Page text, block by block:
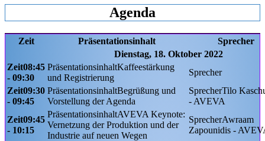
Agenda
Zeit Präsentationsinhalt
Sprecher
Dienstag, 18. Oktober 2022
08:45
- 09:30
Kaffeestärkung
und Registrierung
09:30
- 09:45
Begrüßung und
Vorstellung der Agenda
Tilo
- AVEVA
09:45
- 10:15
AVEVA Keynote:
Vernetzung der Produktion und der
Industrie auf neuen Wegen
Awraam
Zapounidis -